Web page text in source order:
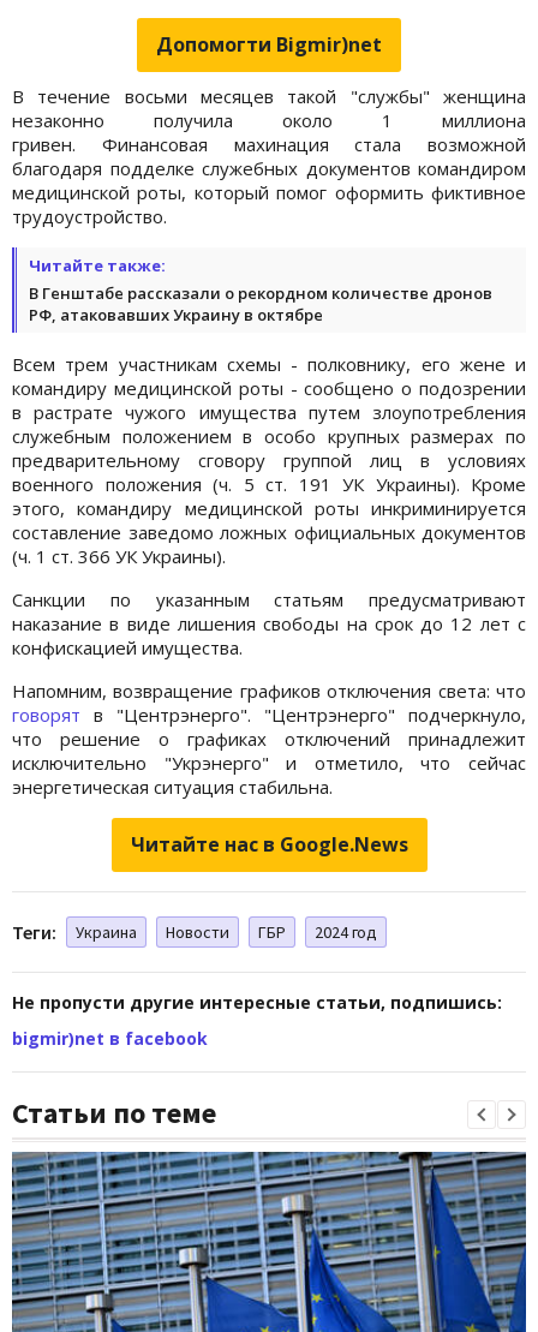
Допомогти Bigmir)net
В течение восьми месяцев такой "службы" женщина
незаконно получила около 1 миллиона
гривен. Финансовая махинация стала возможной
благодаря подделке служебных документов командиром
медицинской роты, который помог оформить фиктивное
трудоустройство.
Читайте также:
В Генштабе рассказали о рекордном количестве дронов
РФ, атаковавших Украину в октябре
Всем трем участникам схемы - полковнику, его жене и
командиру медицинской роты - сообщено о подозрении
в растрате чужого имущества путем злоупотребления
служебным положением в особо крупных размерах по
предварительному сговору группой лиц в условиях
военного положения (ч. 5 ст. 191 УК Украины). Кроме
этого, командиру медицинской роты инкриминируется
составление заведомо ложных официальных документов
(ч. 1 ст. 366 УК Украины).
Санкции по указанным статьям предусматривают
наказание в виде лишения свободы на срок до 12 лет с
конфискацией имущества.
Напомним, возвращение графиков отключения света: что
говорят в "Центрэнерго". "Центрэнерго" подчеркнуло,
что решение о графиках отключений принадлежит
исключительно "Укрэнерго" и отметило, что сейчас
энергетическая ситуация стабильна.
Читайте нас в Google.News
Теги: Украина Новости ГБР 2024 год
Не пропусти другие интересные статьи, подпишись:
bigmir)net в facebook
Статьи по теме